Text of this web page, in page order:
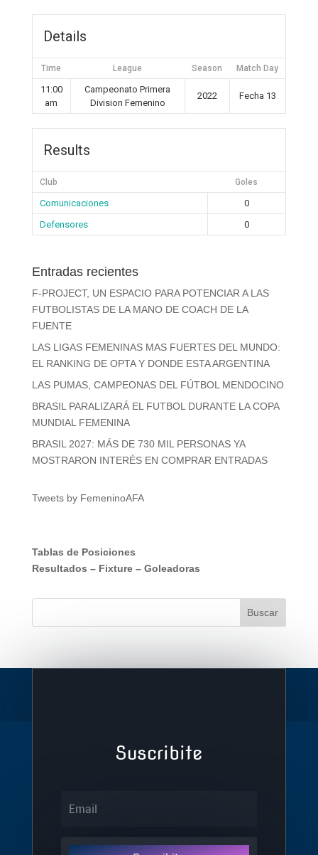
Details
Time League Season Match Day
11:00
am
Campeonato Primera
Division Femenino
2022 Fecha 13
Results
Club Goles
Comunicaciones
0
Defensores
0
Entradas recientes
F-PROJECT, UN ESPACIO PARA POTENCIAR A LAS
FUTBOLISTAS DE LA MANO DE COACH DE LA
FUENTE
LAS LIGAS FEMENINAS MAS FUERTES DEL MUNDO:
EL RANKING DE OPTA Y DONDE ESTA ARGENTINA
LAS PUMAS, CAMPEONAS DEL FÚTBOL MENDOCINO
BRASIL PARALIZARÁ EL FUTBOL DURANTE LA COPA
MUNDIAL FEMENINA
BRASIL 2027: MÁS DE 730 MIL PERSONAS YA
MOSTRARON INTERÉS EN COMPRAR ENTRADAS
Tweets by FemeninoAFA
Tablas de Posiciones
Resultados – Fixture– Goleadoras
Suscribite